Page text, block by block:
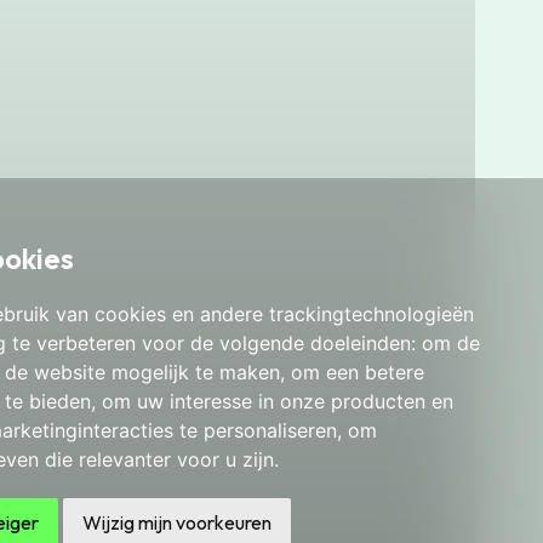
van cookies en andere trackingtechnologieën
te verbeteren voor de volgende doeleinden: om de
website mogelijk te maken, om een betere
bieden, om uw interesse in onze producten en
te personaliseren, om
die relevanter voor u zijn.
Wijzig mijn voorkeuren